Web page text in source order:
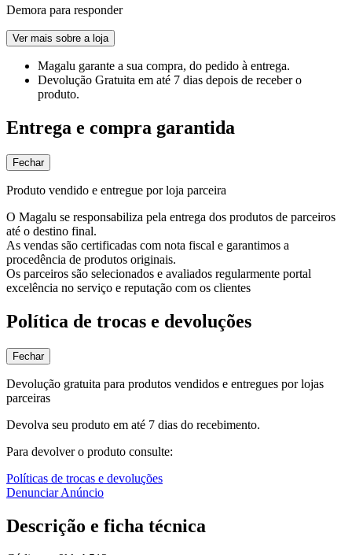
Demora para responder
Ver mais sobre a loja
Magalu garante a sua compra, do pedido à entrega.
Devolução Gratuita em até 7 dias depois de receber o
produto.
Entrega e compra garantida
Fechar
Produto vendido e entregue por loja parceira
O Magalu se responsabiliza pela entrega dos produtos de parceiros
até o destino final.
As vendas são certificadas com nota fiscal e garantimos a
procedência de produtos originais.
Os parceiros são selecionados e avaliados regularmente portal
excelência no serviço e reputação com os clientes
Política de trocas e devoluções
Fechar
Devolução gratuita para produtos vendidos e entregues por lojas
parceiras
Devolva seu produto em até 7 dias do recebimento.
Para devolver o produto consulte:
Políticas de trocas e devoluções
Denunciar Anúncio
Descrição e ficha técnica